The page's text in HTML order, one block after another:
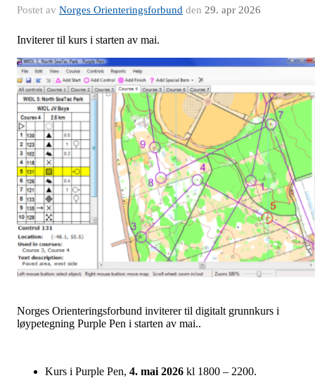
Postet av Norges Orienteringsforbund den 29. apr 2026
Inviterer til kurs i starten av mai.
Norges Orienteringsforbund inviterer til digitalt grunnkurs i
løypetegning Purple Pen i starten av mai..
Kurs i Purple Pen, 4. mai 2026 kl 1800 – 2200.